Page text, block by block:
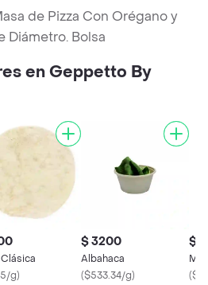
de Pizza Con Orégano y
Diámetro. Bolsa
en Geppetto By
g)
$ 3200
Albahaca
($533.34/g)
$
(